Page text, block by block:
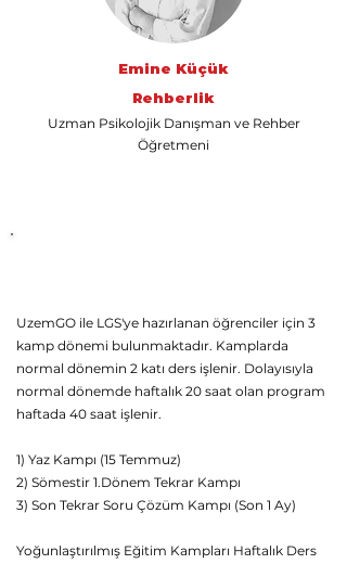
Emine Küçük
Rehberlik
Uzman Psikolojik Danışman ve Rehber
Öğretmeni
UzemGO ile LGS'ye hazırlanan öğrenciler için 3
kamp dönemi bulunmaktadır. Kamplarda
normal dönemin 2 katı ders işlenir. Dolayısıyla
normal dönemde haftalık 20 saat olan program
haftada 40 saat işlenir.
1) Yaz Kampı (15 Temmuz)
2) Sömestir 1.Dönem Tekrar Kampı
3) Son Tekrar Soru Çözüm Kampı (Son 1 Ay)
Yoğunlaştırılmış Eğitim Kampları Haftalık Ders